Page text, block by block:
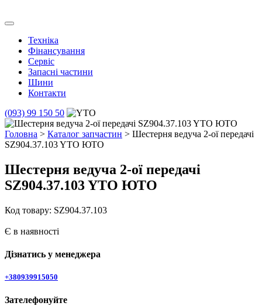
to
Техніка
Фінансування
Сервіс
Запасні частини
Шини
Контакти
(093) 99 150 50
Головна > Каталог запчастин > Шестерня ведуча 2-ої передачі
SZ904.37.103 YTO ЮТО
Шестерня ведуча 2-ої передачі
SZ904.37.103 YTO ЮТО
Код товару: SZ904.37.103
Є в наявності
Дізнатись у менеджера
+380939915050
Зателефонуйте